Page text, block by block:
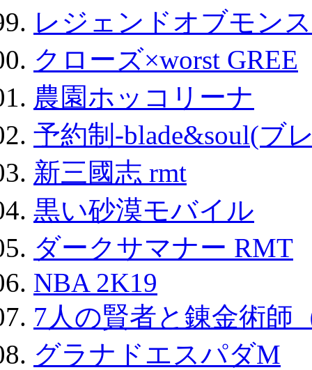
レジェンドオブモン
クローズ×worst GREE
農園ホッコリーナ
予約制-blade&soul(ブ
新三國志 rmt
黒い砂漠モバイル
ダークサマナー RMT
NBA 2K19
7人の賢者と錬金術師
グラナドエスパダM